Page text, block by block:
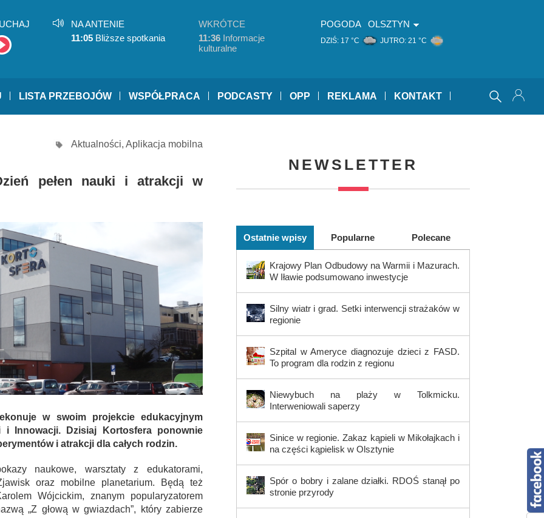
NA ANTENIE
11:05 Bliższe spotkania
WKRÓTCE
11:36 Informacje
kulturalne
POGODA OLSZTYN
DZIŚ: 17 °C JUTRO: 21 °C
LISTA PRZEBOJÓW WSPÓŁPRACA PODCASTY OPP REKLAMA KONTAKT
Aktualności, Aplikacja mobilna
pełen nauki i atrakcji w
w swoim projekcie edukacyjnym
i Innowacji. Dzisiaj Kortosfera ponownie
i atrakcji dla całych rodzin.
naukowe, warsztaty z edukatorami,
oraz mobilne planetarium. Będą też
Wójcickim, znanym popularyzatorem
„Z głową w gwiazdach”, który zabierze
NEWSLETTER
Ostatnie wpisy Popularne Polecane
Krajowy Plan Odbudowy na Warmii i Mazurach.
W Iławie podsumowano inwestycje
Silny wiatr i grad. Setki interwencji strażaków w
regionie
Szpital w Ameryce diagnozuje dzieci z FASD.
To program dla rodzin z regionu
Niewybuch na plaży w Tolkmicku.
Interweniowali saperzy
Sinice w regionie. Zakaz kąpieli w Mikołajkach i
na części kąpielisk w Olsztynie
Spór o bobry i zalane działki. RDOŚ stanął po
stronie przyrody